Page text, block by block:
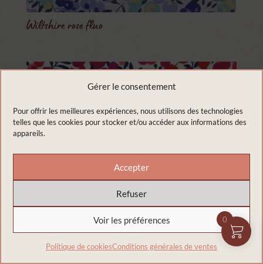
Gérer le consentement
Pour offrir les meilleures expériences, nous utilisons des technologies
telles que les cookies pour stocker et/ou accéder aux informations des
appareils.
Accepter
Refuser
Voir les préférences
Politique de cookiesConditions générales de ventes
Wiltshire rose fluo
Wiltshire rouge
0